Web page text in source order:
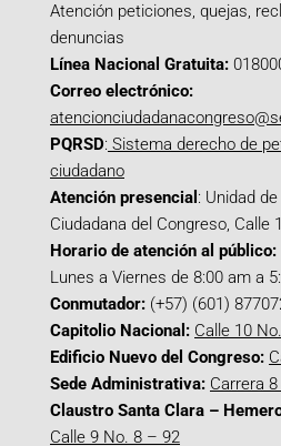
Atención peticiones, quejas,
denuncias
Línea Nacional Gratuita:
Correo electrónico:
PQRSD: Sistema derecho de
ciudadano
Atención presencial : Unidad
Ciudadana del Congreso, Calle
Horario de atención al público:
Lunes a Viernes de 8:00 am a
Conmutador: (+57) (601)
Capitolio Nacional: Calle 10
Edificio Nuevo del Congreso:
Sede Administrativa: Carrera
Claustro Santa Clara –
Calle 9 No. 8 – 92